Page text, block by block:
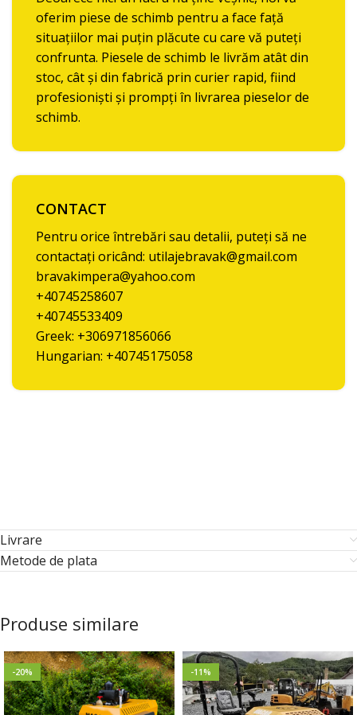
oferim piese de schimb pentru a face față
situațiilor mai puțin plăcute cu care vă puteți
confrunta. Piesele de schimb le livrăm atât din
stoc, cât și din fabrică prin curier rapid, fiind
profesioniști și prompți în livrarea pieselor de
schimb.
CONTACT
Pentru orice întrebări sau detalii, puteți să ne
contactați oricând: utilajebravak@gmail.com
bravakimpera@yahoo.com
+40745258607
+40745533409
Greek: +306971856066
Hungarian: +40745175058
Livrare
Metode de plata
Produse similare
-20% -11%